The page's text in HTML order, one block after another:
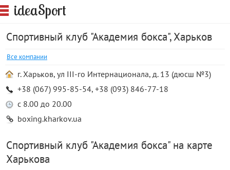
ideaSport
Спортивный клуб "Академия бокса", Харьков
Все компании
г. Харьков, ул ІІІ-го Интернационала, д. 13 (дюсш №3)
+38 (067) 995-85-54, +38 (093) 846-77-18
с 8.00 до 20.00
boxing.kharkov.ua
Спортивный клуб "Академия бокса" на карте
Харькова